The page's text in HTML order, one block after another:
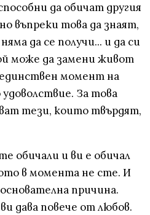
да обичат другия
въпреки това да знаят,
да се получи... и да си
може да замени живот
момент на
За това
тези, които твърдят,
обичали и ви е обичал
в момента не сте. И
причина.
дава повече от любов.